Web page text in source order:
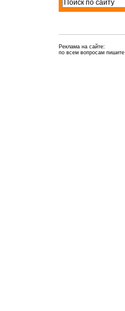
Реклама на сайте:
по всем вопросам пишите